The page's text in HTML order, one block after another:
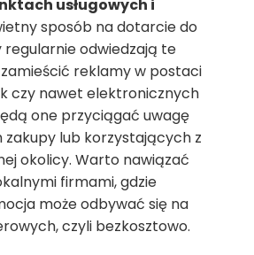
usługowych i
sposób na dotarcie do
odwiedzają te
reklamy w postaci
czy nawet elektronicznych
one przyciągać uwagę
lub korzystających z
okolicy. Warto nawiązać
firmami, gdzie
może odbywać się na
czyli bezkosztowo.